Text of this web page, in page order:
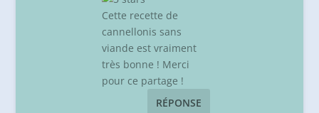
Cette recette de
cannellonis sans
viande est vraiment
très bonne ! Merci
pour ce partage !
RÉPONSE